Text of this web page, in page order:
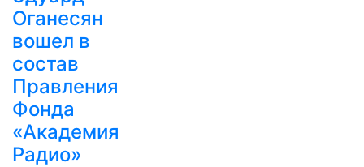
Оганесян
вошел в
состав
Правления
Фонда
«Академия
Радио»